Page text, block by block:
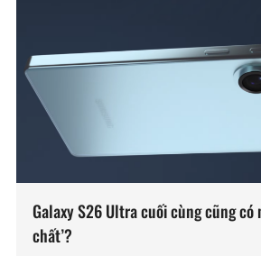
Galaxy S26 Ultra cuối cùng cũng có
chất’?